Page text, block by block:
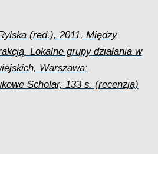
(red.), 2011, Między
Lokalne grupy działania w
Warszawa:
Scholar, 133 s. (recenzja)